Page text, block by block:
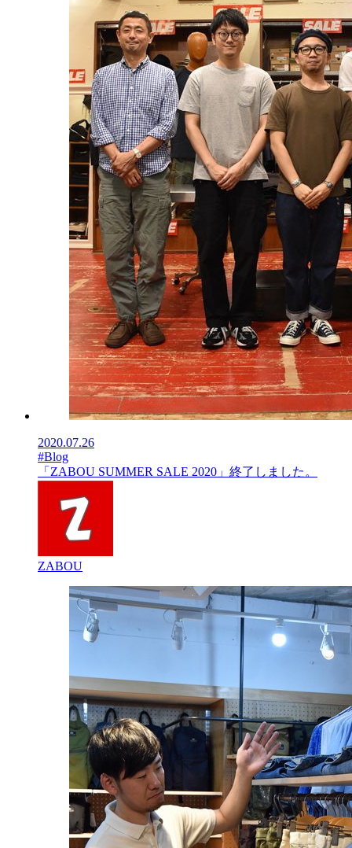
2020.07.26
#Blog
「ZABOU SUMMER SALE 2020」終了しました。
ZABOU